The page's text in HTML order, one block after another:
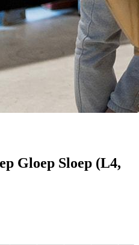
Gloep Sloep (L4,